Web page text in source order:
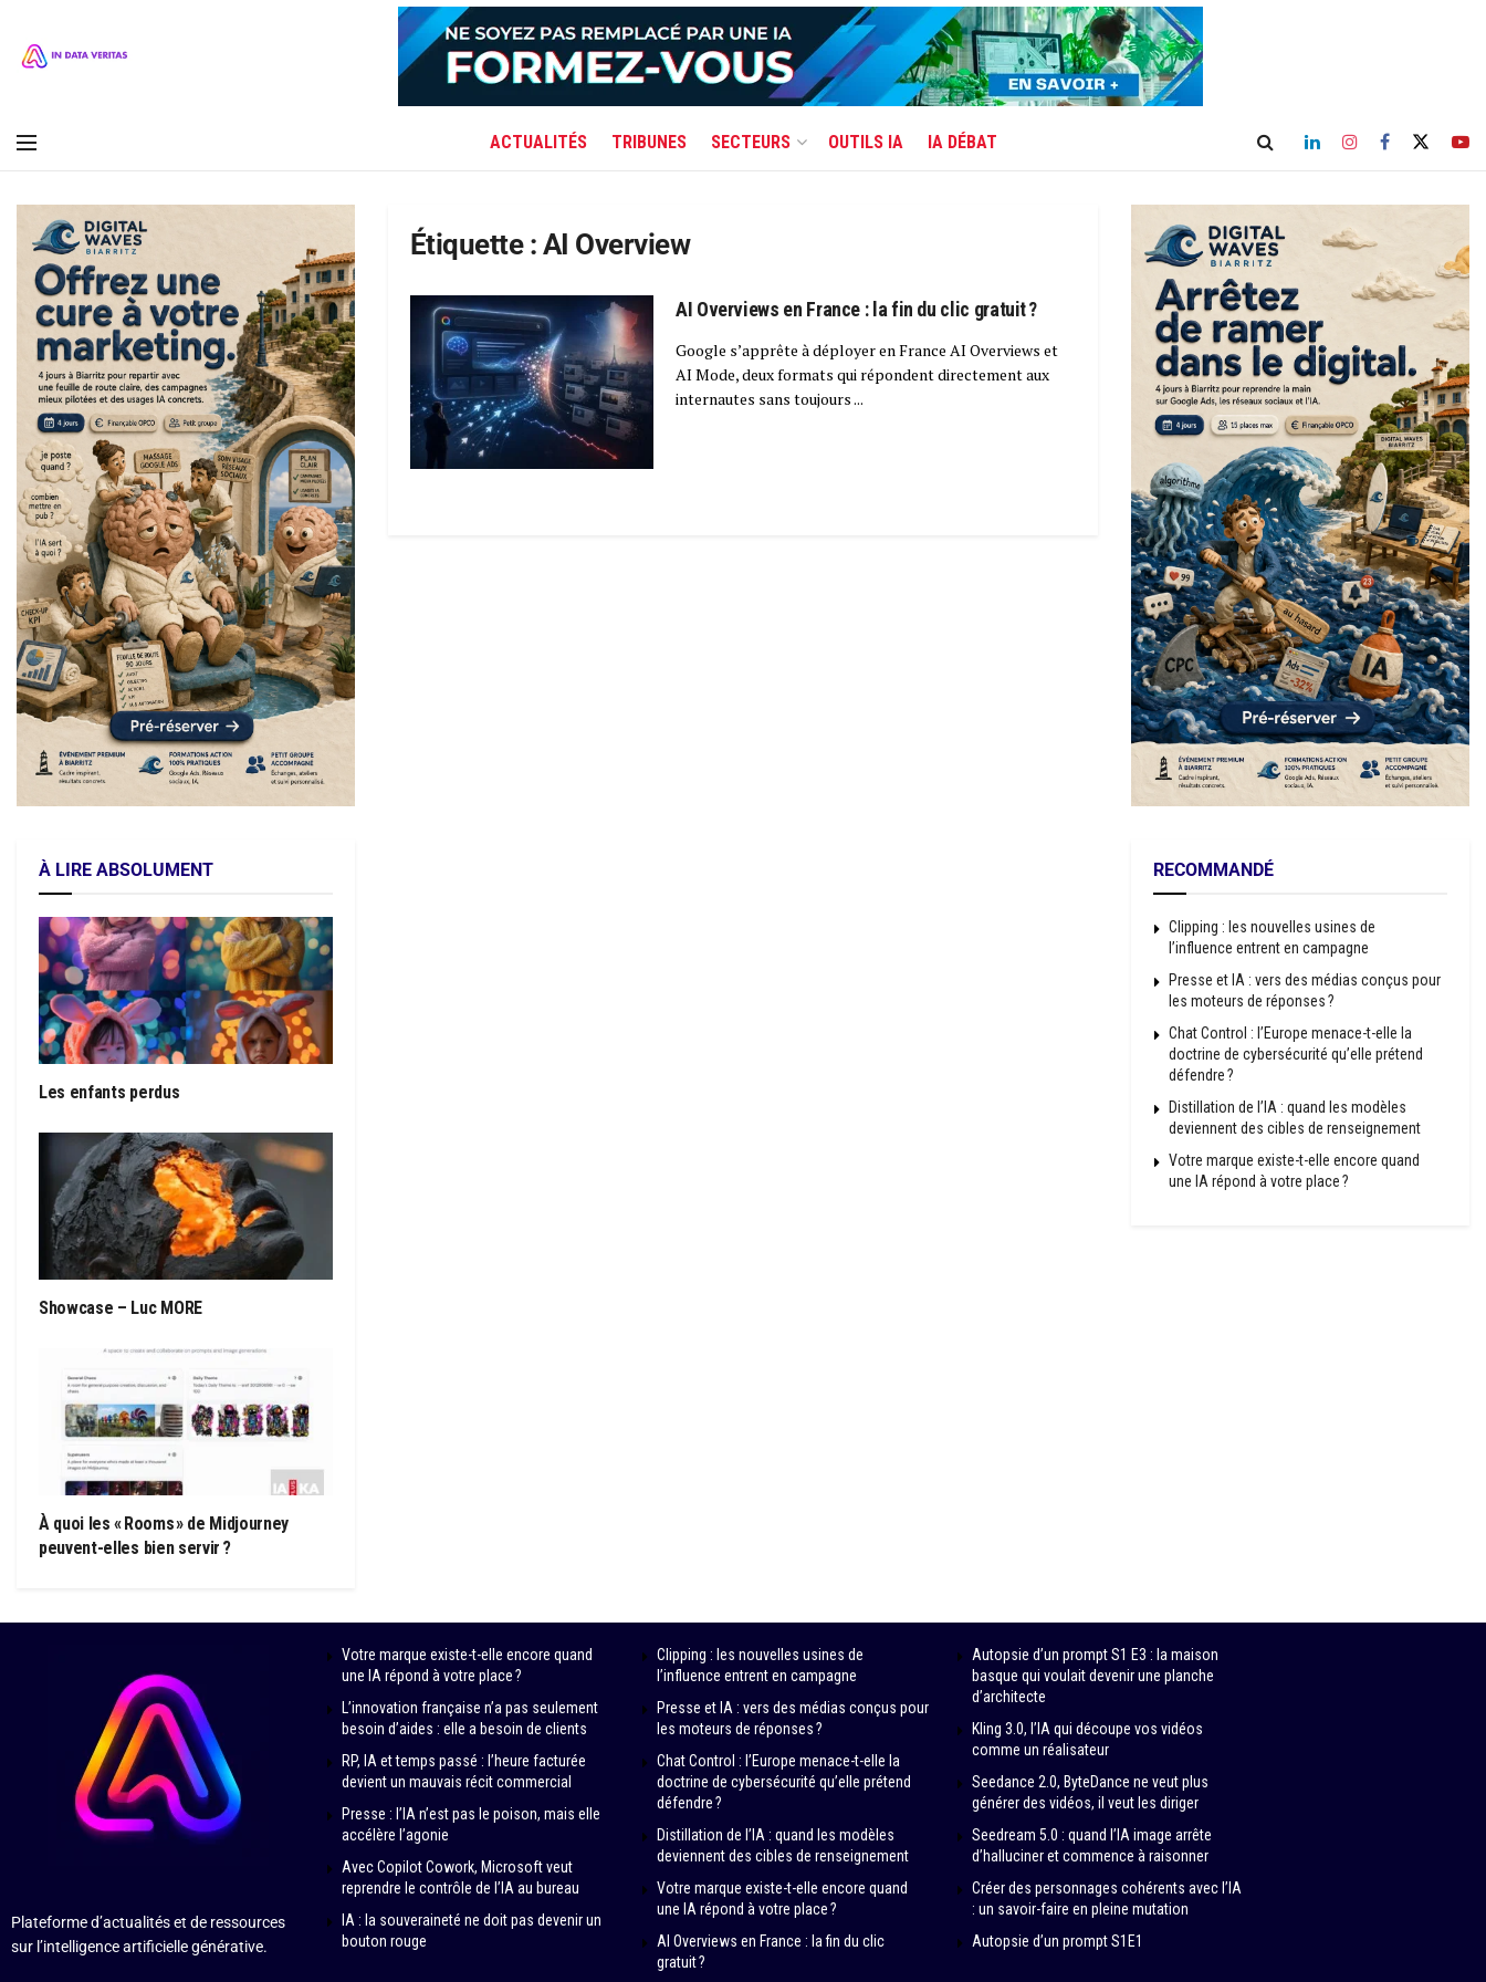
ACTUALITÉS TRIBUNES SECTEURS OUTILS IA IA DÉBAT
Étiquette : AI Overview
AI Overviews en France : la fin du clic gratuit ?
Google s’apprête à déployer en France AI Overviews et
AI Mode, deux formats qui répondent directement aux
internautes sans toujours ...
À LIRE ABSOLUMENT
Les enfants perdus
Showcase – Luc MORE
À quoi les « Rooms » de Midjourney
peuvent-elles bien servir ?
RECOMMANDÉ
Clipping : les nouvelles usines de
l’influence entrent en campagne
Presse et IA : vers des médias conçus pour
les moteurs de réponses ?
Chat Control : l’Europe menace-t-elle la
doctrine de cybersécurité qu’elle prétend
défendre ?
Distillation de l’IA : quand les modèles
deviennent des cibles de renseignement
Votre marque existe-t-elle encore quand
une IA répond à votre place ?
Plateforme d’actualités et de ressources
sur l’intelligence artificielle générative.
Votre marque existe-t-elle encore quand
une IA répond à votre place ?
L’innovation française n’a pas seulement
besoin d’aides : elle a besoin de clients
RP, IA et temps passé : l’heure facturée
devient un mauvais récit commercial
Presse : l’IA n’est pas le poison, mais elle
accélère l’agonie
Avec Copilot Cowork, Microsoft veut
reprendre le contrôle de l’IA au bureau
IA : la souveraineté ne doit pas devenir un
bouton rouge
Clipping : les nouvelles usines de
l’influence entrent en campagne
Presse et IA : vers des médias conçus pour
les moteurs de réponses ?
Chat Control : l’Europe menace-t-elle la
doctrine de cybersécurité qu’elle prétend
défendre ?
Distillation de l’IA : quand les modèles
deviennent des cibles de renseignement
Votre marque existe-t-elle encore quand
une IA répond à votre place ?
AI Overviews en France : la fin du clic
gratuit ?
Autopsie d’un prompt S1 E3 : la maison
basque qui voulait devenir une planche
d’architecte
Kling 3.0, l’IA qui découpe vos vidéos
comme un réalisateur
Seedance 2.0, ByteDance ne veut plus
générer des vidéos, il veut les diriger
Seedream 5.0 : quand l’IA image arrête
d’halluciner et commence à raisonner
Créer des personnages cohérents avec l’IA
: un savoir-faire en pleine mutation
Autopsie d’un prompt S1E1